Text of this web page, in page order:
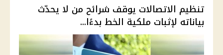
تنظيم الاتصالات يوقف شرائح من لا يحدّث
بياناته لإثبات ملكية الخط بدءًا...